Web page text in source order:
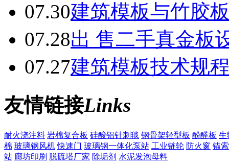
07.30建筑模板与竹胶
07.28出 售二手真金板
07.27建筑模板技术规
友情链接Links
耐火浇注料 岩棉复合板 硅酸铝针刺毯 钢骨架轻型板 酚醛板 生
棉 玻璃钢风机 快速门 玻璃钢一体化泵站 工业链轮 防火窗 锚索
站 廊坊印刷 脱硫塔厂家 除垢剂 水泥发泡母料